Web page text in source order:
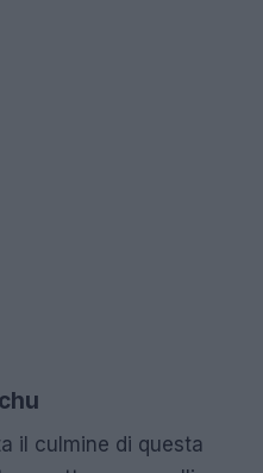
il culmine di questa